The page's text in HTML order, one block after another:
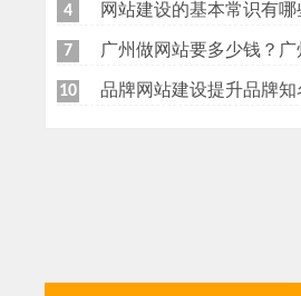
4 网站建设的基本常识有哪
7 广州做网站要多少钱？广州企业
10 品牌网站建设提升品牌知名